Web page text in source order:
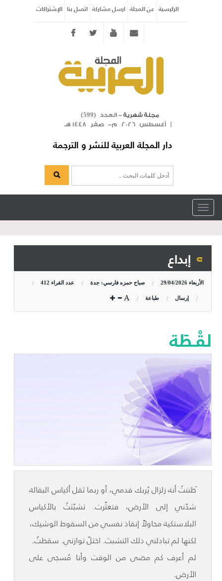
الرئيسية عن المجلة ارسل مشاركة اتصل بنا الإشتراكات
Twitter youtube
مجلة شهرية- العدد ( 599
)
| أغسطس 2026 م- صفر 1448 هـ
دار المجلة العربية للنشر و الترجمة
Toggle
navigation
إبداع
الأربعاء 29/04/2026 صباح حمزه فارسي: جدة عدد القراء 412
إرسال طباعة
لقْـطَة
َظننتُ أنه زلزال يُربك قدمي، أو ربما ثقل أكياس البقالة
شدّني إلى الأرض، فتعثّرت. تشبّثتُ بالأكياس
البلاستكية محاولاً إنقاذ نفسي من السقوط الوشيك،
لكنها لم تبادلني ذلك التشبث. اختلّ توازني. سقطتُ.
لم أعرف كم مضى من الوقت وأنا مُسجى على
الأرض.